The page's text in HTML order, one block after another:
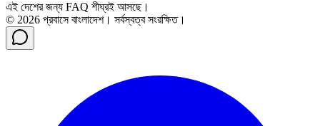
এই দেশের জন্য FAQ শীঘ্রই আসছে।
© 2026 প্রবাসে বাংলাদেশ। সর্বস্বত্ব সংরক্ষিত।